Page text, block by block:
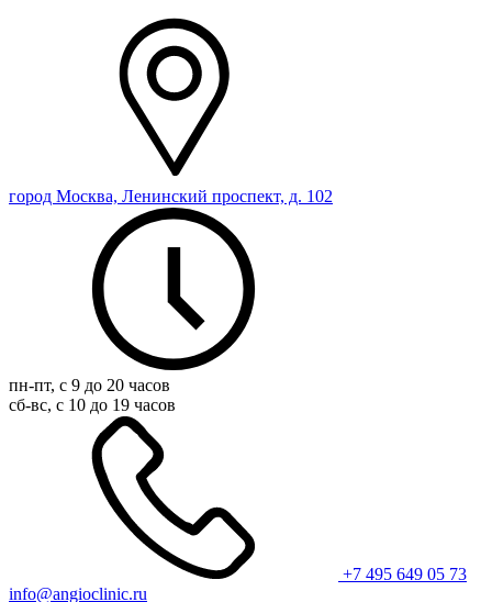
город Москва, Ленинский проспект, д. 102
пн-пт, с 9 до 20 часов
сб-вс, с 10 до 19 часов
+7 495 649 05 73
info@angioclinic.ru